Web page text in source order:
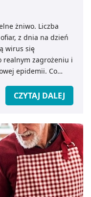
żniwo. Liczba
z dnia na dzień
wirus się
realnym zagrożeniu i
epidemii. Co
CZYTAJ DALEJ